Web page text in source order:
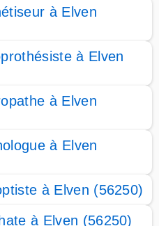
à Elven
à Elven
à Elven
à Elven
à Elven (56250)
à Elven (56250)